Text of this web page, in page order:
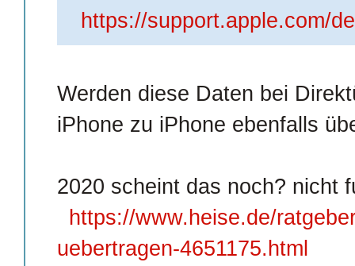
https://support.apple.com/
Werden diese Daten bei
iPhone zu iPhone ebenfalls
2020 scheint das noch? nicht
https://www.heise.de/
uebertragen-4651175.html